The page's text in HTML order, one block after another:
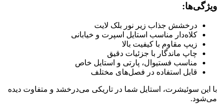
ویژگی‌ها:
درخشش جذاب زیر نور بلک لایت
کلاه‌دار مناسب استایل اسپرت و خیابانی
زیپ مقاوم با کیفیت بالا
چاپ ماندگار با جزئیات دقیق
مناسب فستیوال، پارتی و استایل خاص
قابل استفاده در فصل‌های مختلف
با این سوئیشرت، استایل شما در تاریکی می‌درخشد و متفاوت دیده
می‌شود.